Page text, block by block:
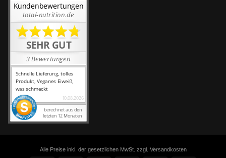
Alle Preise inkl. der gesetzlichen MwSt. zzgl. Versandkosten